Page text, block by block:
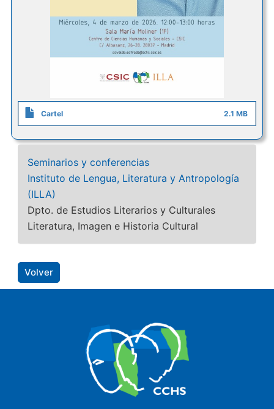
Cartel 2.1 MB
Seminarios y conferencias
Instituto de Lengua, Literatura y Antropología
(ILLA)
Dpto. de Estudios Literarios y Culturales
Literatura, Imagen e Historia Cultural
Volver